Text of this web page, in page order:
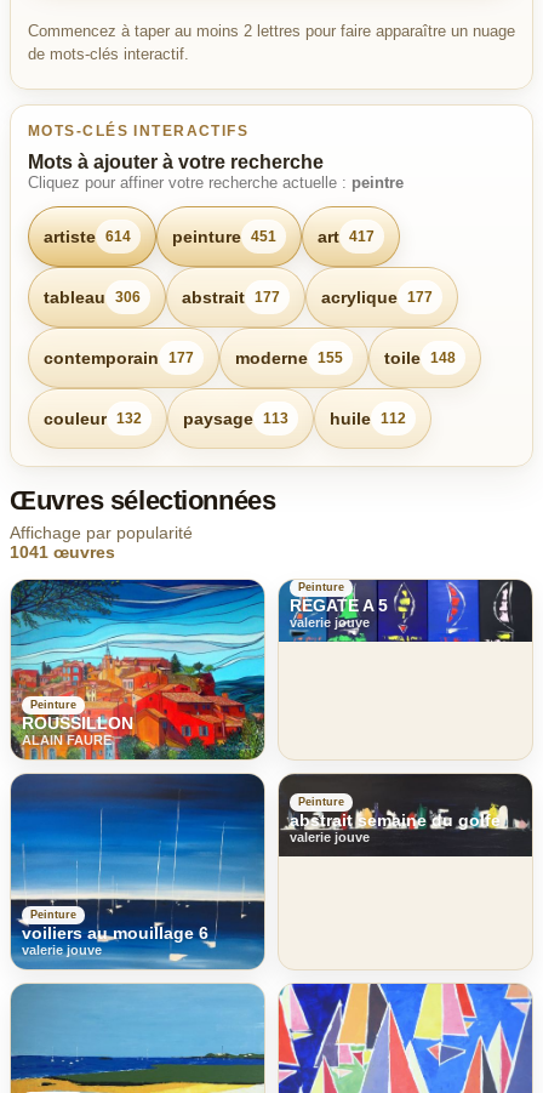
Commencez à taper au moins 2 lettres pour faire apparaître un nuage
de mots-clés interactif.
MOTS-CLÉS INTERACTIFS
Mots à ajouter à votre recherche
Cliquez pour affiner votre recherche actuelle : peintre
artiste 614 peinture 451 art 417
tableau 306 abstrait 177 acrylique 177
contemporain 177 moderne 155 toile 148
couleur 132 paysage 113 huile 112
Œuvres sélectionnées
Affichage par popularité
1041 œuvres
Peinture
ROUSSILLON
ALAIN FAURE
Peinture
REGATE A 5
valerie jouve
Peinture
voiliers au mouillage 6
valerie jouve
Peinture
abstrait semaine du golfe
valerie jouve